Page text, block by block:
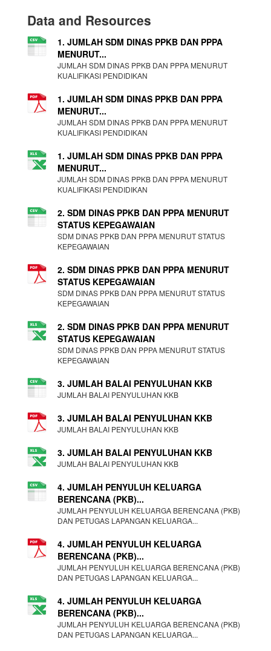
Data and Resources
1. JUMLAH SDM DINAS PPKB DAN PPPA
MENURUT...
JUMLAH SDM DINAS PPKB DAN PPPA MENURUT
KUALIFIKASI PENDIDIKAN
1. JUMLAH SDM DINAS PPKB DAN PPPA
MENURUT...
JUMLAH SDM DINAS PPKB DAN PPPA MENURUT
KUALIFIKASI PENDIDIKAN
1. JUMLAH SDM DINAS PPKB DAN PPPA
MENURUT...
JUMLAH SDM DINAS PPKB DAN PPPA MENURUT
KUALIFIKASI PENDIDIKAN
2. SDM DINAS PPKB DAN PPPA MENURUT
STATUS KEPEGAWAIAN
SDM DINAS PPKB DAN PPPA MENURUT STATUS
KEPEGAWAIAN
2. SDM DINAS PPKB DAN PPPA MENURUT
STATUS KEPEGAWAIAN
SDM DINAS PPKB DAN PPPA MENURUT STATUS
KEPEGAWAIAN
2. SDM DINAS PPKB DAN PPPA MENURUT
STATUS KEPEGAWAIAN
SDM DINAS PPKB DAN PPPA MENURUT STATUS
KEPEGAWAIAN
3. JUMLAH BALAI PENYULUHAN KKB
JUMLAH BALAI PENYULUHAN KKB
3. JUMLAH BALAI PENYULUHAN KKB
JUMLAH BALAI PENYULUHAN KKB
3. JUMLAH BALAI PENYULUHAN KKB
JUMLAH BALAI PENYULUHAN KKB
4. JUMLAH PENYULUH KELUARGA
BERENCANA (PKB)...
JUMLAH PENYULUH KELUARGA BERENCANA (PKB)
DAN PETUGAS LAPANGAN KELUARGA...
4. JUMLAH PENYULUH KELUARGA
BERENCANA (PKB)...
JUMLAH PENYULUH KELUARGA BERENCANA (PKB)
DAN PETUGAS LAPANGAN KELUARGA...
4. JUMLAH PENYULUH KELUARGA
BERENCANA (PKB)...
JUMLAH PENYULUH KELUARGA BERENCANA (PKB)
DAN PETUGAS LAPANGAN KELUARGA...